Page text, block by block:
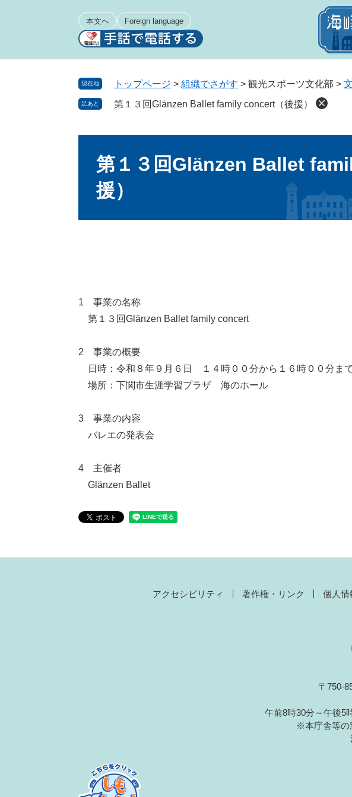
本文へ Foreign language
現在地 トップページ > 組織でさがす > 観光スポーツ文化部 >
足あと 第１３回Glänzen Ballet family concert（後援）
第１３回Glänzen Ballet
援）
1 事業の名称
第１３回Glänzen Ballet family concert
2 事業の概要
日時：令和８年９月６日 １４時００分から１６時００分ま
場所：下関市生涯学習プラザ 海のホール
3 事業の内容
バレエの発表会
4 主催者
Glänzen Ballet
アクセシビリティ 著作権・リンク 個人情
〒750-
午前8時30分～午後5
※本庁舎等の